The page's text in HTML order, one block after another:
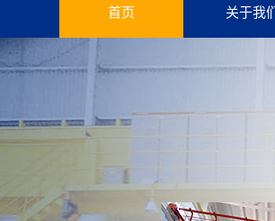
首页 关于我们